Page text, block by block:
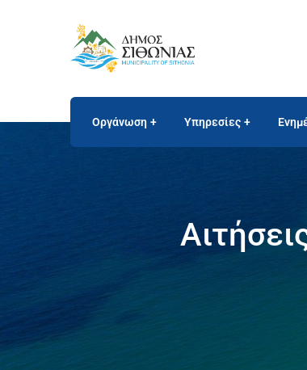
Οργάνωση Υπηρεσίες